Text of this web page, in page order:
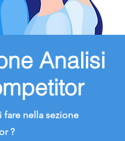
Analisi
fare nella sezione
?